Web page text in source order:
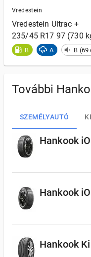
Vredestein
Vredestein Ultrac +
235/45 R17 97 (730
B A B (69
További
SZEMÉLYAUTÓ
Hankook
Hankook
Hankook